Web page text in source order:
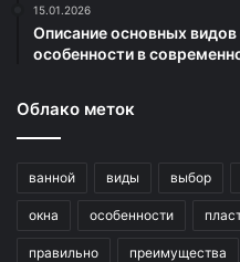
15.01.2026
Описание основных
особенности в
Облако меток
ванной виды выбор
окна особенности
правильно преимущества